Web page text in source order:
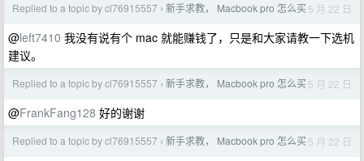
Replied to a topic by cl76915557 › 新手求教， Macbook pro 怎么买5 月 22 日
@left7410 我没有说有个 mac 就能赚钱了，只是和大家请教一下选机
建议。
Replied to a topic by cl76915557 › 新手求教， Macbook pro 怎么买5 月 22 日
@FrankFang128 好的谢谢
Replied to a topic by cl76915557 › 新手求教， Macbook pro 怎么买5 月 22 日